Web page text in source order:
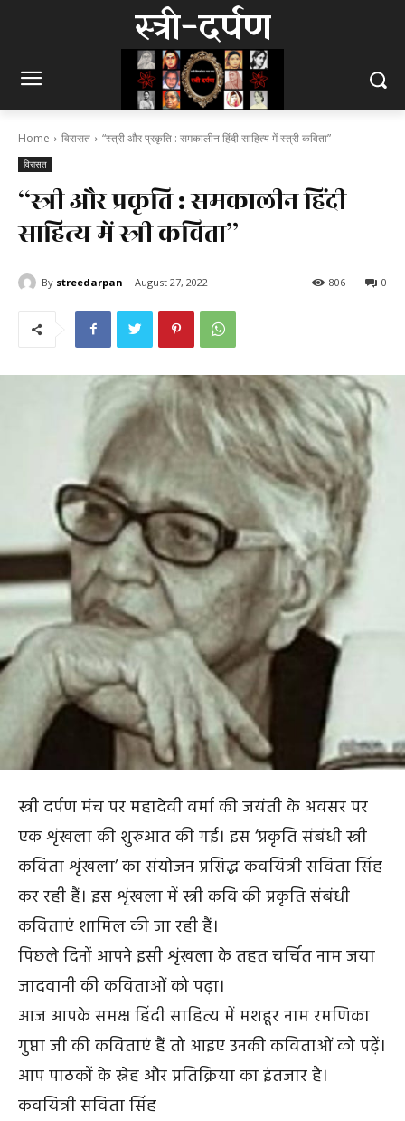
स्त्री-दर्पण
Home विरासत “स्त्री और प्रकृति : समकालीन हिंदी साहित्य में स्त्री कविता”
विरासत
“स्त्री और प्रकृति : समकालीन हिंदी
साहित्य में स्त्री कविता”
By streedarpan August 27, 2022 0
806
स्त्री दर्पण मंच पर महादेवी वर्मा की जयंती के अवसर पर
एक शृंखला की शुरुआत की गई। इस ‘प्रकृति संबंधी स्त्री
कविता शृंखला’ का संयोजन प्रसिद्ध कवयित्री सविता सिंह
कर रही हैं। इस शृंखला में स्त्री कवि की प्रकृति संबंधी
कविताएं शामिल की जा रही हैं।
पिछले दिनों आपने इसी शृंखला के तहत चर्चित नाम जया
जादवानी की कविताओं को पढ़ा।
आज आपके समक्ष हिंदी साहित्य में मशहूर नाम रमणिका
गुप्ता जी की कविताएं हैं तो आइए उनकी कविताओं को पढ़ें।
आप पाठकों के स्नेह और प्रतिक्रिया का इंतजार है।
कवयित्री सविता सिंह